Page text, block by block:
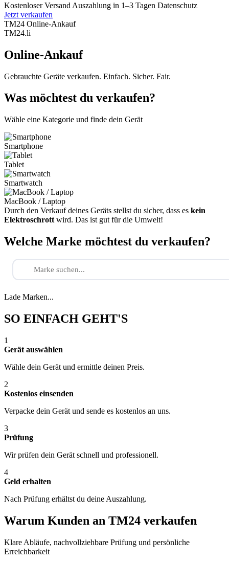
Kostenloser Versand Auszahlung in 1–3 Tagen Datenschutz
Jetzt verkaufen
TM24 Online-Ankauf
TM24.li
Online-Ankauf
Gebrauchte Geräte verkaufen. Einfach. Sicher. Fair.
Was möchtest du verkaufen?
Wähle eine Kategorie und finde dein Gerät
Smartphone
Tablet
Smartwatch
MacBook / Laptop
Durch den Verkauf deines Geräts stellst du sicher, dass es kein
Elektroschrott wird. Das ist gut für die Umwelt!
Welche Marke möchtest du verkaufen?
Lade Marken...
SO EINFACH GEHT'S
1
Gerät auswählen
Wähle dein Gerät und ermittle deinen Preis.
2
Kostenlos einsenden
Verpacke dein Gerät und sende es kostenlos an uns.
3
Prüfung
Wir prüfen dein Gerät schnell und professionell.
4
Geld erhalten
Nach Prüfung erhältst du deine Auszahlung.
Warum Kunden an TM24 verkaufen
Klare Abläufe, nachvollziehbare Prüfung und persönliche
Erreichbarkeit